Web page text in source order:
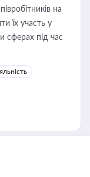
на
їх участь у
сферах під час